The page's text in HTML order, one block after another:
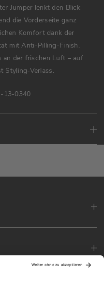
Jumper lenkt den Blick
die Vorderseite ganz
Komfort dank der
mit Anti-Pilling-Finish.
an der frischen Luft – auf
Styling-Verlass.
13-0340